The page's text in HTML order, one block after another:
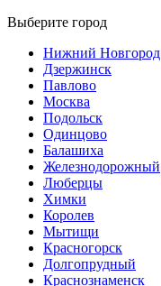
Выберите город
Нижний Новгород
Дзержинск
Павлово
Москва
Подольск
Одинцово
Балашиха
Железнодорожный
Люберцы
Химки
Королев
Мытищи
Красногорск
Долгопрудный
Краснознаменск